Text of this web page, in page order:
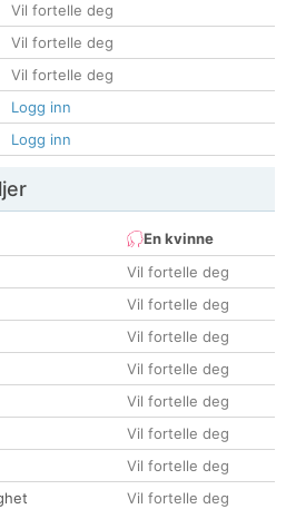
Vil fortelle deg
Vil fortelle deg
Vil fortelle deg
Logg inn
Logg inn
En kvinne
Vil fortelle deg
Vil fortelle deg
Vil fortelle deg
Vil fortelle deg
Vil fortelle deg
Vil fortelle deg
Vil fortelle deg
Vil fortelle deg